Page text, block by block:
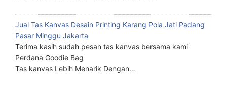
Jual Tas Kanvas Desain Printing Karang Pola Jati Padang
Pasar Minggu Jakarta
Terima kasih sudah pesan tas kanvas bersama kami
Perdana Goodie Bag
Tas kanvas Lebih Menarik Dengan…